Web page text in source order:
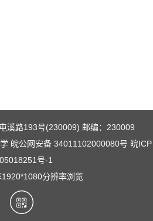
溪路193号(230009) 邮编：230009
皖公网安备 34011102000080号 皖ICP
号-1
分辨率浏览